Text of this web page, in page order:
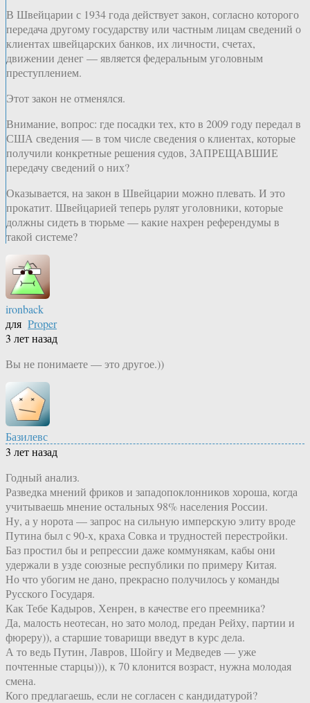
В Швейцарии с 1934 года действует закон, согласно которого
передача другому государству или частным лицам сведений о
клиентах швейцарских банков, их личности, счетах,
движении денег — является федеральным уголовным
преступлением.
Этот закон не отменялся.
Внимание, вопрос: где посадки тех, кто в 2009 году передал в
США сведения — в том числе сведения о клиентах, которые
получили конкретные решения судов, ЗАПРЕЩАВШИЕ
передачу сведений о них?
Оказывается, на закон в Швейцарии можно плевать. И это
прокатит. Швейцарией теперь рулят уголовники, которые
должны сидеть в тюрьме — какие нахрен референдумы в
такой системе?
ironback
для Proper
3 лет назад
Вы не понимаете — это другое.))
Базилевс
3 лет назад
Годный анализ.
Разведка мнений фриков и западопоклонников хороша, когда
учитываешь мнение остальных 98% населения России.
Ну, а у норота — запрос на сильную имперскую элиту вроде
Путина был с 90-х, краха Совка и трудностей перестройки.
Баз простил бы и репрессии даже коммунякам, кабы они
удержали в узде союзные республики по примеру Китая.
Но что убогим не дано, прекрасно получилось у команды
Русского Государя.
Как Тебе Кадыров, Хенрен, в качестве его преемника?
Да, малость неотесан, но зато молод, предан Рейху, партии и
фюреру)), а старшие товарищи введут в курс дела.
А то ведь Путин, Лавров, Шойгу и Медведев — уже
почтенные старцы))), к 70 клонится возраст, нужна молодая
смена.
Кого предлагаешь, если не согласен с кандидатурой?